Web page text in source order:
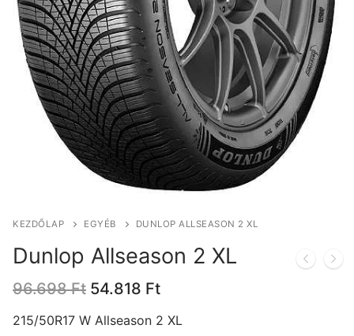
KEZDŐLAP EGYÉB DUNLOP ALLSEASON 2 XL
Dunlop Allseason 2 XL
96.698Ft Original
was:
54.818 FtCurrent
is:
215/50R17 W Allseason 2 XL